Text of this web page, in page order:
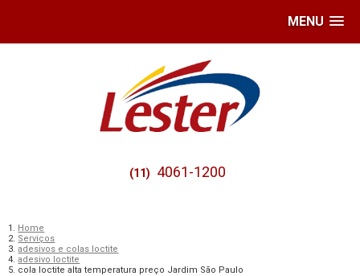
MENU
(11) 4061-1200
Home
Serviços
adesivos e colas loctite
adesivo loctite
cola loctite alta temperatura preço Jardim São Paulo